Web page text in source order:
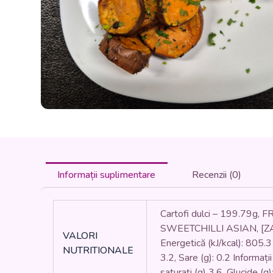
Informații suplimentare Recenzii (0)
VALORI
NUTRITIONALE
Cartofi dulci – 199.79g,
SWEETCHILLI ASIAN,
Energetică (kJ/kcal):
3.2, Sare (g): 0.2